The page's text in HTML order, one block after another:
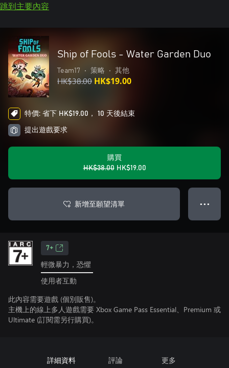
跳到主要內容
Ship of Fools - Water Garden Duo
Team17 • 策略 • 其他
HK$38.00 HK$19.00
特價: 省下 HK$19.00， 10 天後結束
提出遊戲要求
購買
HK$38.00 HK$19.00
新增至願望清單 ● ● ●
7+
輕微暴力，恐懼
使用者互動
此內容需要遊戲 (個別販售)。
主機上的線上多人遊戲需要 Xbox Game Pass Essential、Premium 或
Ultimate (訂閱需另行購買)。
詳細資料 評論 更多